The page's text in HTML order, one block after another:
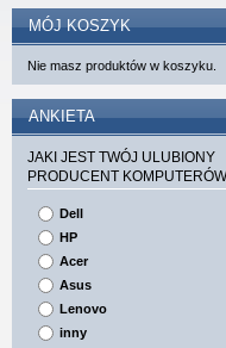
MÓJ KOSZYK
Nie masz produktów w koszyku.
ANKIETA
JAKI JEST TWÓJ ULUBIONY
PRODUCENT
Dell
HP
Acer
Asus
Lenovo
inny